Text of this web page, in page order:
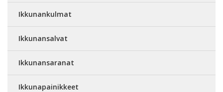
Ikkunankulmat
Ikkunansalvat
Ikkunansaranat
Ikkunapainikkeet